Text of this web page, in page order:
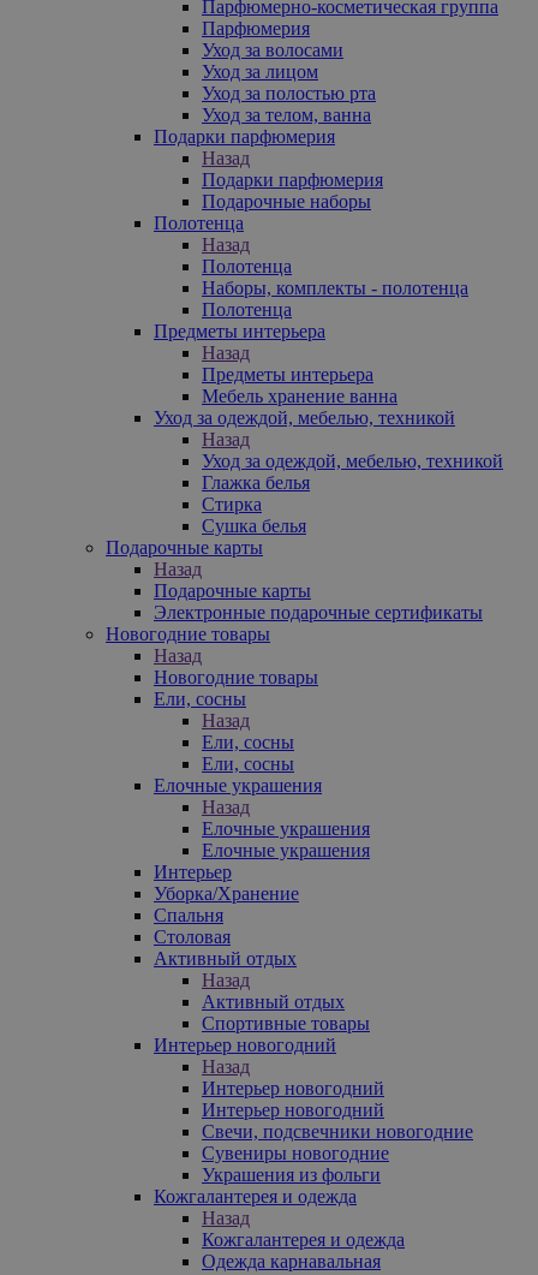
Парфюмерно-косметическая группа
Парфюмерия
Уход за волосами
Уход за лицом
Уход за полостью рта
Уход за телом, ванна
Подарки парфюмерия
Назад
Подарки парфюмерия
Подарочные наборы
Полотенца
Назад
Полотенца
Наборы, комплекты - полотенца
Полотенца
Предметы интерьера
Назад
Предметы интерьера
Мебель хранение ванна
Уход за одеждой, мебелью, техникой
Назад
Уход за одеждой, мебелью, техникой
Глажка белья
Стирка
Сушка белья
Подарочные карты
Назад
Подарочные карты
Электронные подарочные сертификаты
Новогодние товары
Назад
Новогодние товары
Ели, сосны
Назад
Ели, сосны
Ели, сосны
Елочные украшения
Назад
Елочные украшения
Елочные украшения
Интерьер
Уборка/Хранение
Спальня
Столовая
Активный отдых
Назад
Активный отдых
Спортивные товары
Интерьер новогодний
Назад
Интерьер новогодний
Интерьер новогодний
Свечи, подсвечники новогодние
Сувениры новогодние
Украшения из фольги
Кожгалантерея и одежда
Назад
Кожгалантерея и одежда
Одежда карнавальная